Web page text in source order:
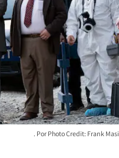
Photo Credit: Frank Masi